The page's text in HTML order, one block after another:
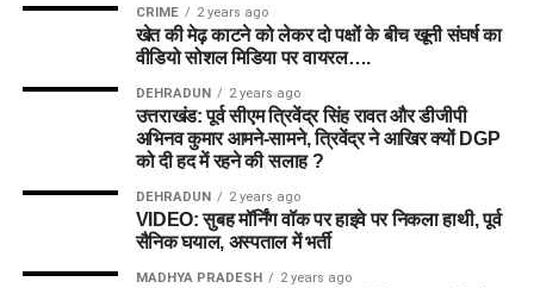
CRIME 2 years ago
खेत की मेढ़ काटने को लेकर दो पक्षों के बीच खूनी संघर्ष का
वीडियो सोशल मिडिया पर वायरल….
DEHRADUN 2 years ago
उत्तराखंड: पूर्व सीएम त्रिवेंद्र सिंह रावत और डीजीपी
अभिनव कुमार आमने-सामने, त्रिवेंद्र ने आखिर क्यों DGP
को दी हद में रहने की सलाह ?
DEHRADUN 2 years ago
VIDEO: सुबह मॉर्निंग वॉक पर हाइवे पर निकला हाथी, पूर्व
सैनिक घयाल, अस्पताल में भर्ती
MADHYA PRADESH 2 years ago